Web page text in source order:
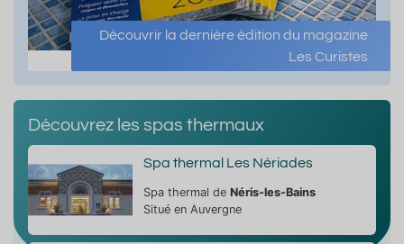
Découvrir la dernière édition du magazine
Les Curistes
Découvrez les spas thermaux
Spa thermal Les Nériades
Spa thermal de Néris-les-Bains
Situé en Auvergne